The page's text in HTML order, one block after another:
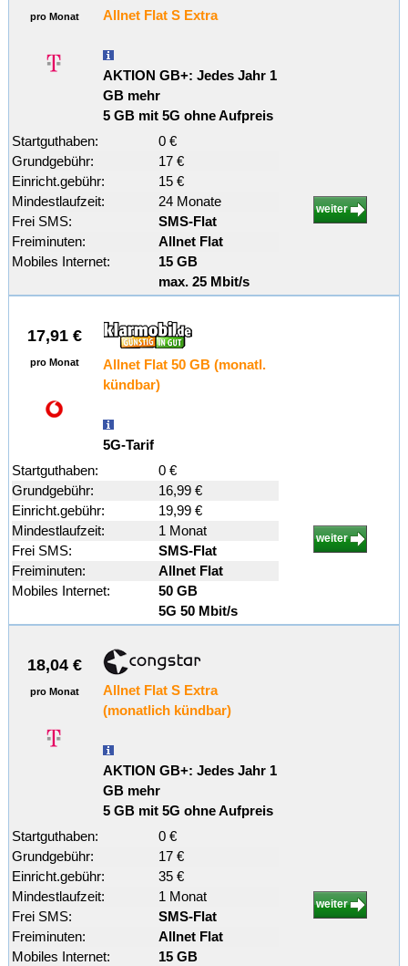
pro Monat Allnet Flat S Extra
AKTION GB+: Jedes Jahr 1
GB mehr
5 GB mit 5G ohne Aufpreis
Startguthaben:
0 €
Grundgebühr:
17 €
Einricht.gebühr:
15 €
Mindestlaufzeit:
24 Monate
Frei SMS:
SMS-Flat
Freiminuten:
Allnet Flat
Mobiles Internet:
15 GB
max. 25 Mbit/s
weiter
17,91 €
pro Monat
Allnet Flat 50 GB (monatl.
kündbar)
5G-Tarif
Startguthaben:
0 €
Grundgebühr:
16,99 €
Einricht.gebühr:
19,99 €
Mindestlaufzeit:
1 Monat
Frei SMS:
SMS-Flat
Freiminuten:
Allnet Flat
Mobiles Internet:
50 GB
5G 50 Mbit/s
weiter
18,04 €
pro Monat
Allnet Flat S Extra
(monatlich kündbar)
AKTION GB+: Jedes Jahr 1
GB mehr
5 GB mit 5G ohne Aufpreis
Startguthaben:
0 €
Grundgebühr:
17 €
Einricht.gebühr:
35 €
Mindestlaufzeit:
1 Monat
Frei SMS:
SMS-Flat
Freiminuten:
Allnet Flat
Mobiles Internet:
15 GB
weiter